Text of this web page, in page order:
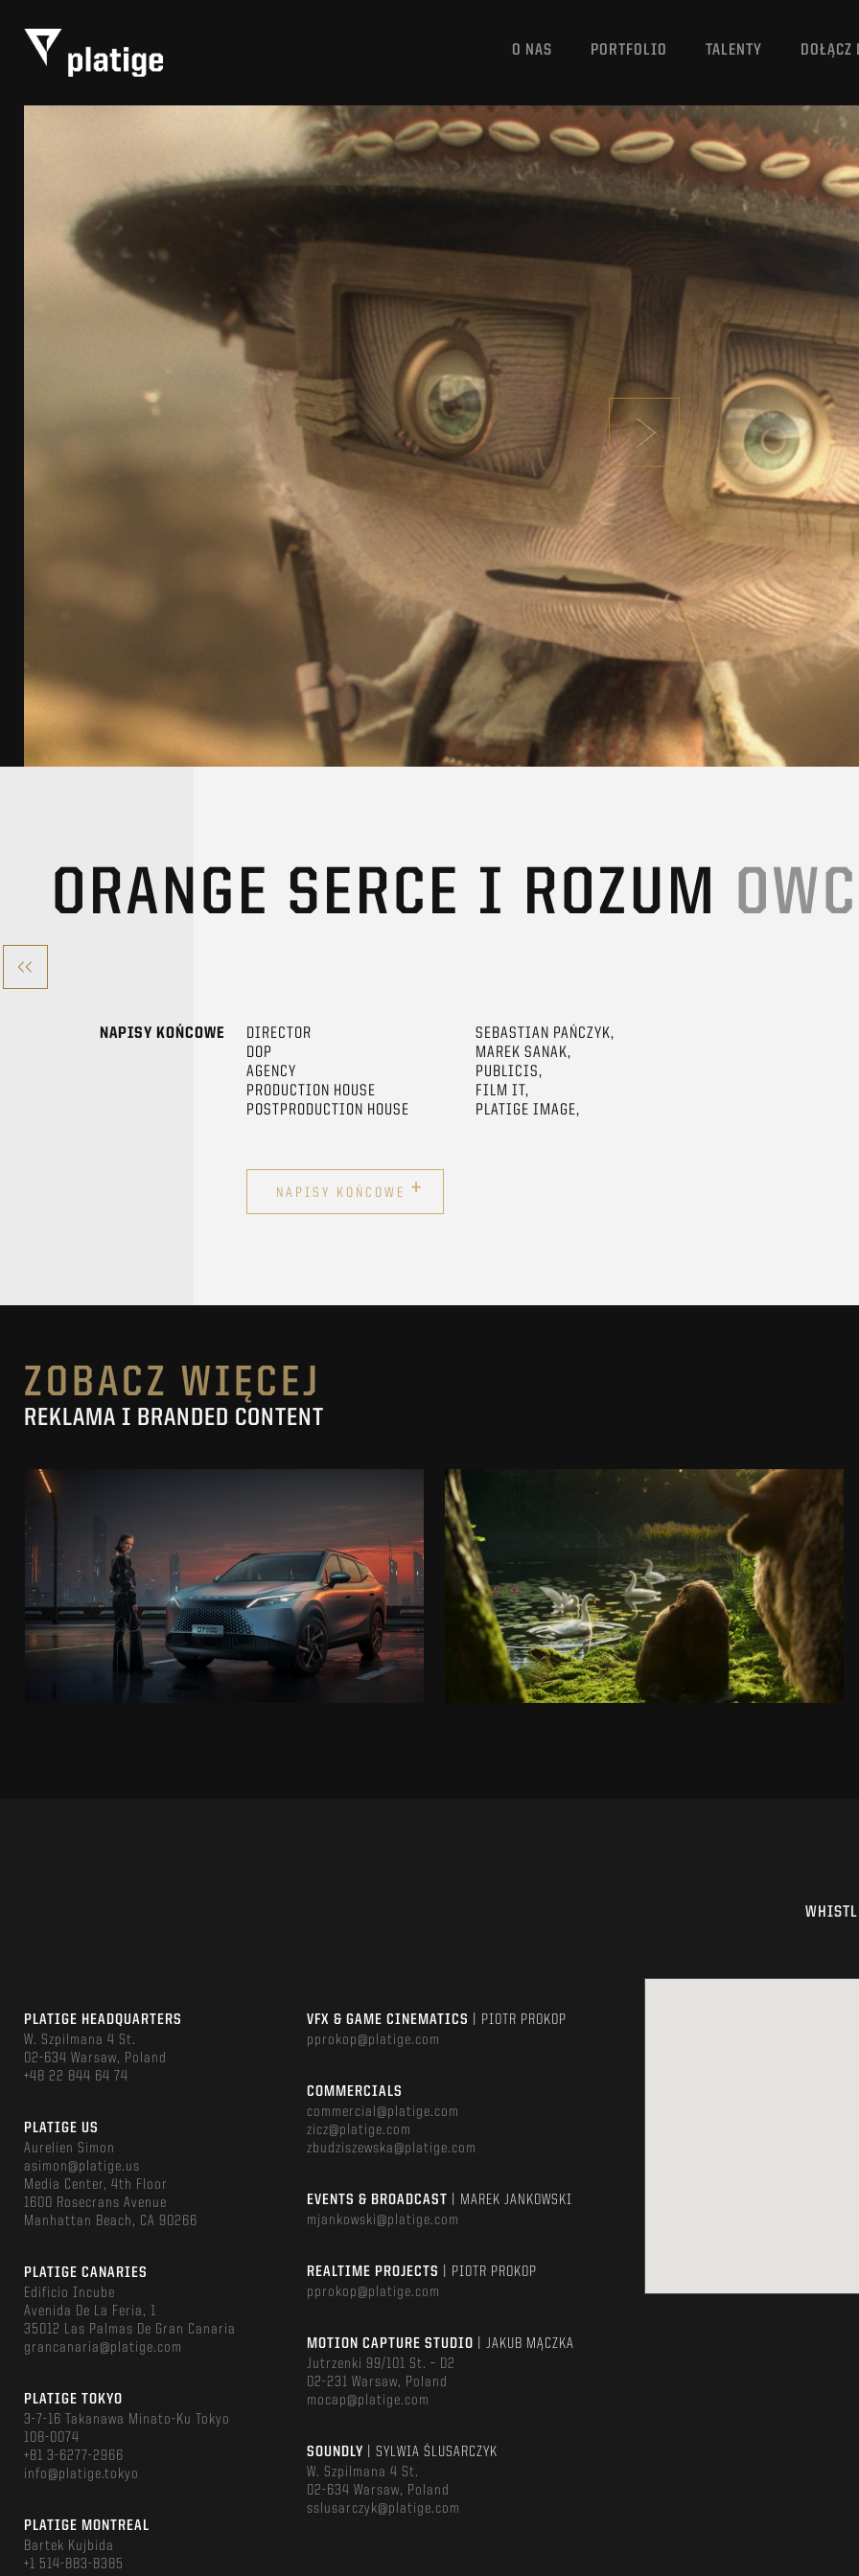
O NAS PORTFOLIO TALENTY DOŁĄCZ
ORANGE SERCE I ROZUM
NAPISY KOŃCOWE DIRECTOR
SEBASTIAN PAŃCZYK,
DOP
MAREK SANAK,
AGENCY
PUBLICIS,
PRODUCTION HOUSE
FILM IT,
POSTPRODUCTION HOUSE
PLATIGE IMAGE,
NAPISY KOŃCOWE +
ZOBACZ WIĘCEJ
REKLAMA I BRANDED CONTENT
OMODA 7
SUPER HYBRID
ZOBACZ PROJEKT
ŻUBR
JEZIORO
ZOBACZ PROJEKT
PLATIGE HEADQUARTERS
W. Szpilmana 4 St.
02-634 Warsaw, Poland
+48 22 844 64 74
PLATIGE US
Aurelien Simon
asimon@platige.us
Media Center, 4th Floor
1600 Rosecrans Avenue
Manhattan Beach, CA 90266
PLATIGE CANARIES
Edificio Incube
Avenida De La Feria, 1
35012 Las Palmas De Gran Canaria
grancanaria@platige.com
PLATIGE TOKYO
3-7-16 Takanawa Minato-Ku Tokyo
108-0074
+81 3-6277-2966
info@platige.tokyo
PLATIGE MONTREAL
Bartek Kujbida
+1 514-883-8385
VFX & GAME CINEMATICS
| PIOTR PROKOP
pprokop@platige.com
COMMERCIALS
commercial@platige.com
zicz@platige.com
zbudziszewska@platige.com
EVENTS & BROADCAST
| MAREK JANKOWSKI
mjankowski@platige.com
REALTIME PROJECTS
| PIOTR PROKOP
pprokop@platige.com
MOTION CAPTURE STUDIO
| JAKUB MĄCZKA
Jutrzenki 99/101 St. – D2
02-231 Warsaw, Poland
mocap@platige.com
SOUNDLY
| SYLWIA ŚLUSARCZYK
W. Szpilmana 4 St.
02-634 Warsaw, Poland
sslusarczyk@platige.com